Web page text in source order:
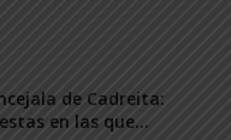
de Cadreita:
en las que...